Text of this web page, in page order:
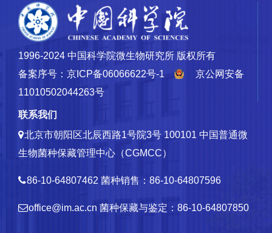
1996-2024 中国科学院微生物研究所 版权所有
备案序号：京ICP备06066622号-1
京公网安备
11010502044263号
联系我们
北京市朝阳区北辰西路1号院3号 100101 中国普通微
生物菌种保藏管理中心（CGMCC）
86-10-64807462 菌种销售：86-10-64807596
office@im.ac.cn 菌种保藏与鉴定：86-10-64807850